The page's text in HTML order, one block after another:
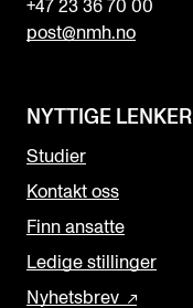
+47 23 36 70 00
post@nmh.no
NYTTIGE LENKER
Studier
Kontakt oss
Finn ansatte
Ledige stillinger
Nyhetsbrev